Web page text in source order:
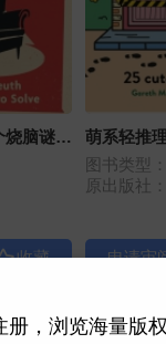
脑谜题
萌系轻推
你来破
图书类型
原出版社
册，浏览海量版